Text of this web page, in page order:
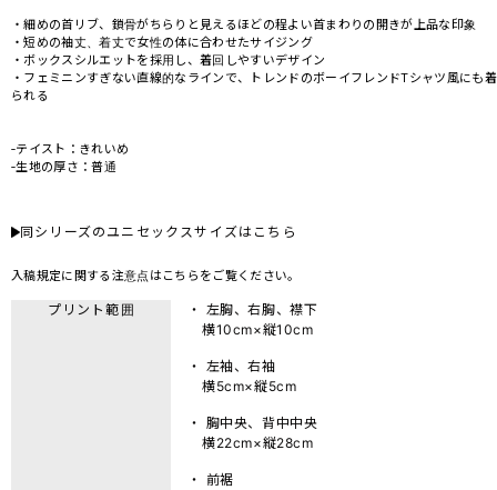
・細めの首リブ、鎖骨がちらりと見えるほどの程よい首まわりの開きが上品な印象
・短めの袖丈、着丈で女性の体に合わせたサイジング
・ボックスシルエットを採用し、着回しやすいデザイン
・フェミニンすぎない直線的なラインで、トレンドのボーイフレンドTシャツ風にも着
られる
‐テイスト：きれいめ
‐生地の厚さ：普通
同シリーズのユニセックスサイズはこちら
入稿規定に関する注意点は こちら をご覧ください。
プリント範囲
・ 左胸、右胸、襟下
横10cm×縦10cm
・ 左袖、右袖
横5cm×縦5cm
・ 胸中央、背中中央
横22cm×縦28cm
・ 前裾